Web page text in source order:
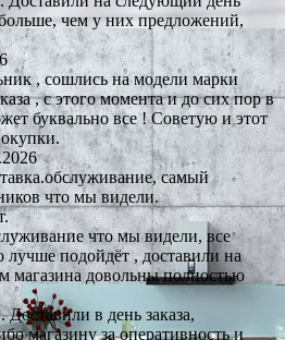
чем у них предложений,
, сошлись на модели марки
, с этого момента и до сих пор в
буквально все ! Советую и этот
самый
что мы видели.
что мы видели, все
лучше подойдёт , доставили на
довольны полностью
в день заказа,
магазину за оперативность и